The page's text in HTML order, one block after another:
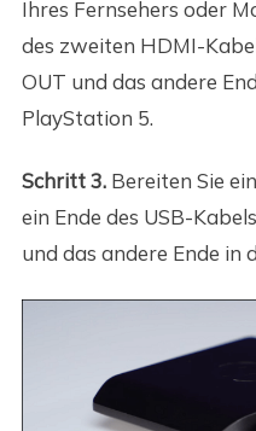
Ihres Fernsehers oder
des zweiten HDMI-
OUT und das andere
PlayStation 5.
Schritt 3.Bereiten Sie
ein Ende des USB-
und das andere Ende in